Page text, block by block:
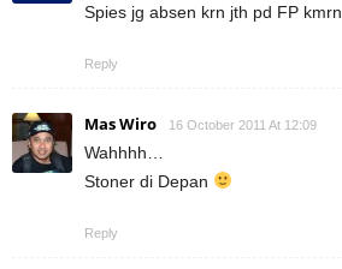
Spies jg absen krn jth pd FP kmrn
Reply
Mas Wiro 16 October 2011 At 12:09
Wahhhh…
Stoner di Depan
Reply